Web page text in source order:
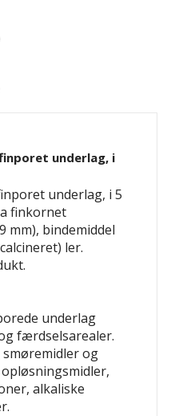
underlag, i
underlag, i 5
finkornet
mm), bindemiddel
ler.
underlag
færdselsarealer.
og
alkaliske